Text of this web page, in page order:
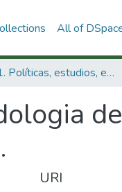
All of
3.2.1. Políticas, estudios, evaluaciones e indicadores de CTeI
URI